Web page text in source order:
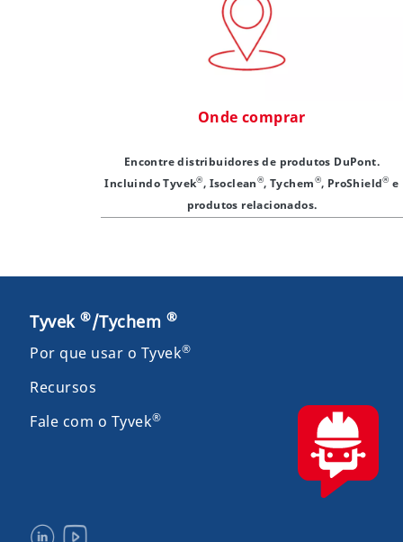
Onde comprar
Encontre distribuidores de produtos DuPont.
Incluindo Tyvek®, Isoclean®, Tychem®, ProShield® e
produtos relacionados.
Tyvek ®/Tychem ®
Por que usar o Tyvek®
Recursos
Fale com o Tyvek®